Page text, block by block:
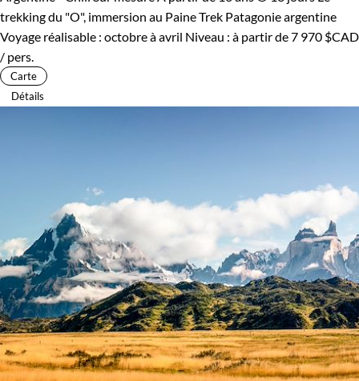
trekking du "O", immersion au PaineTrek Patagonie argentine
Voyage réalisable : octobre à avril Niveau : à partir de7 970 $CAD
/ pers.
Carte
Détails